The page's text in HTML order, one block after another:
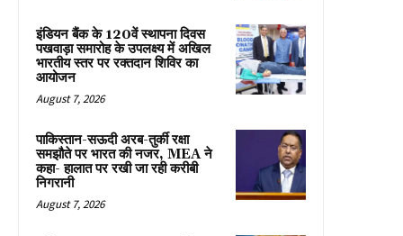
इंडियन बैंक के 120वें स्थापना दिवस
पखवाड़ा समारोह के उपलक्ष्य में अखिल
भारतीय स्तर पर रक्तदान शिविर का
आयोजन
August 7, 2026
पाकिस्तान-सऊदी अरब-तुर्की रक्षा
समझौते पर भारत की नजर, MEA ने
कहा- हालात पर रखी जा रही करीबी
निगरानी
August 7, 2026